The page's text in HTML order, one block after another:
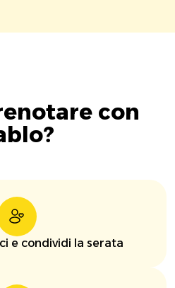
con
e condividi la serata